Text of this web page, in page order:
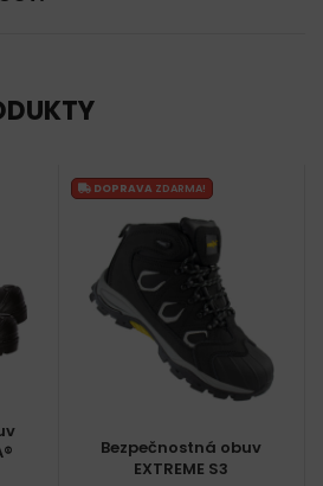
DOPRAVA ZDARMA!
Bezpečnostná obuv
EXTREME S3